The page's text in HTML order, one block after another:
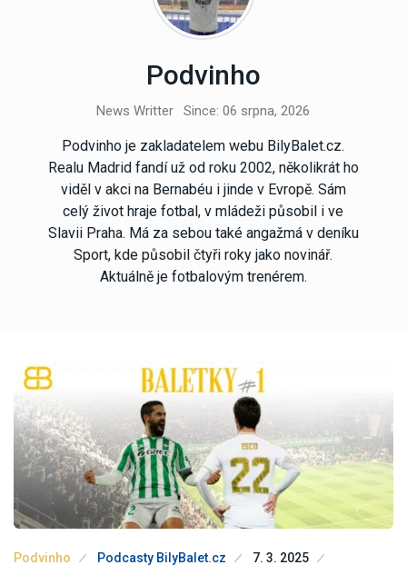
Podvinho
News Writter Since: 06 srpna, 2026
Podvinho je zakladatelem webu BilyBalet.cz.
Realu Madrid fandí už od roku 2002, několikrát ho
viděl v akci na Bernabéu i jinde v Evropě. Sám
celý život hraje fotbal, v mládeži působil i ve
Slavii Praha. Má za sebou také angažmá v deníku
Sport, kde působil čtyři roky jako novinář.
Aktuálně je fotbalovým trenérem.
Podvinho Podcasty BilyBalet.cz 7. 3. 2025